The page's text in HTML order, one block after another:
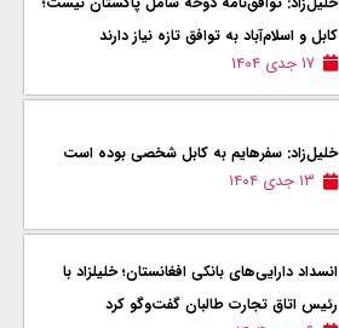
کابل و اسلام‌آباد به توافق تازه نیاز دارند
۱۷ جدی ۱۴۰۴
خلیل‌زاد: سفرهایم به کابل شخصی بوده است
۱۳ جدی ۱۴۰۴
انسداد دارایی‌های بانکی افغانستان؛ خلیلزاد با
رئیس اتاق تجارت طالبان گفت‌وگو کرد